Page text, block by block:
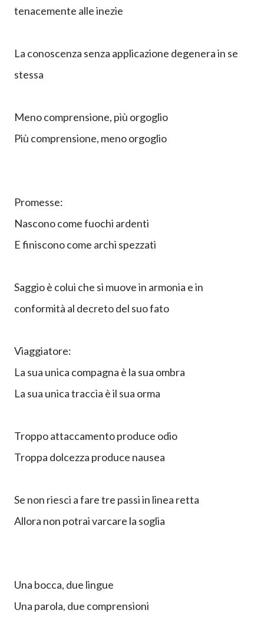
tenacemente alle inezie
La conoscenza senza applicazione degenera in se
stessa
Meno comprensione, più orgoglio
Più comprensione, meno orgoglio
Promesse:
Nascono come fuochi ardenti
E finiscono come archi spezzati
Saggio è colui che si muove in armonia e in
conformità al decreto del suo fato
Viaggiatore:
La sua unica compagna è la sua ombra
La sua unica traccia è il sua orma
Troppo attaccamento produce odio
Troppa dolcezza produce nausea
Se non riesci a fare tre passi in linea retta
Allora non potrai varcare la soglia
Una bocca, due lingue
Una parola, due comprensioni